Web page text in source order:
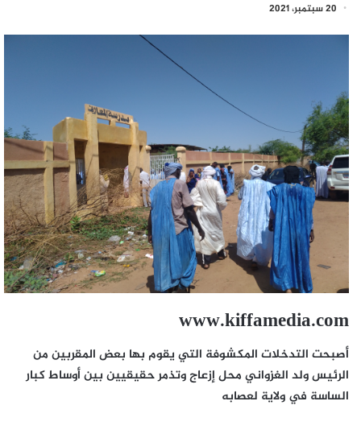
20 سبتمبر، 2021
www.kiffamedia.com
أصبحت التدخلات المكشوفة التي يقوم بها بعض المقربين من
الرئيس ولد الغزواني محل إزعاج وتذمر حقيقيين بين أوساط كبار
الساسة في ولاية لعصابه